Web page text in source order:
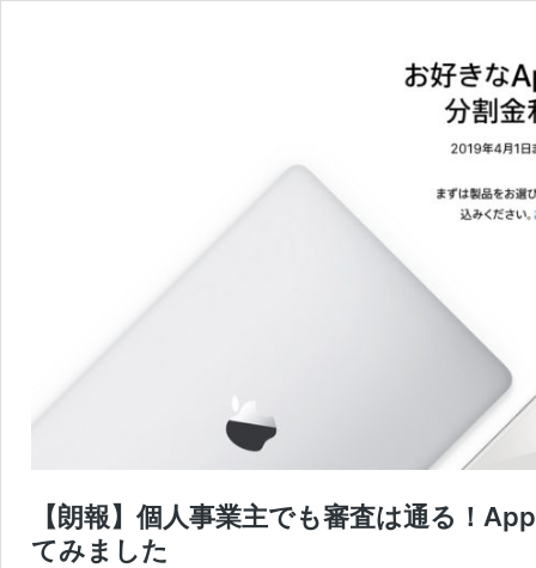
【朗報】個人事業主でも審査は通る！
てみました